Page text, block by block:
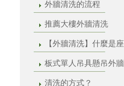
外牆清洗的流程
推薦大樓外牆清洗
【外牆清洗】什麼是座
板式單人吊具懸吊外牆
清洗的方式？